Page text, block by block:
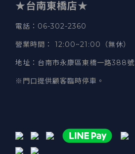
★台南東橋店★
電話 ：06-302-2360
營業時間 ： 12:00~21:00（無休）
地址 ：台南市永康區東橋一路388號
※門口提供顧客臨時停車。